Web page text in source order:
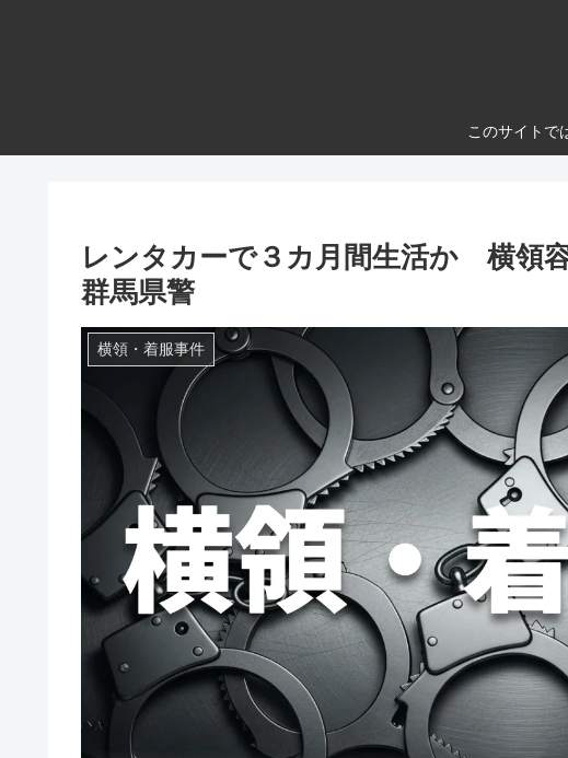
このサイトで
レンタカーで３カ月間生活か 横領
群馬県警
横領・着服事件